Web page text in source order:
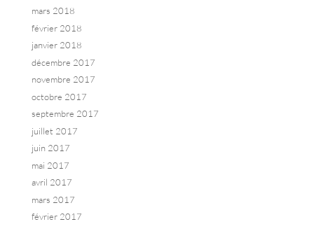
mars 2018
février 2018
janvier 2018
décembre 2017
novembre 2017
octobre 2017
septembre 2017
juillet 2017
juin 2017
mai 2017
avril 2017
mars 2017
février 2017